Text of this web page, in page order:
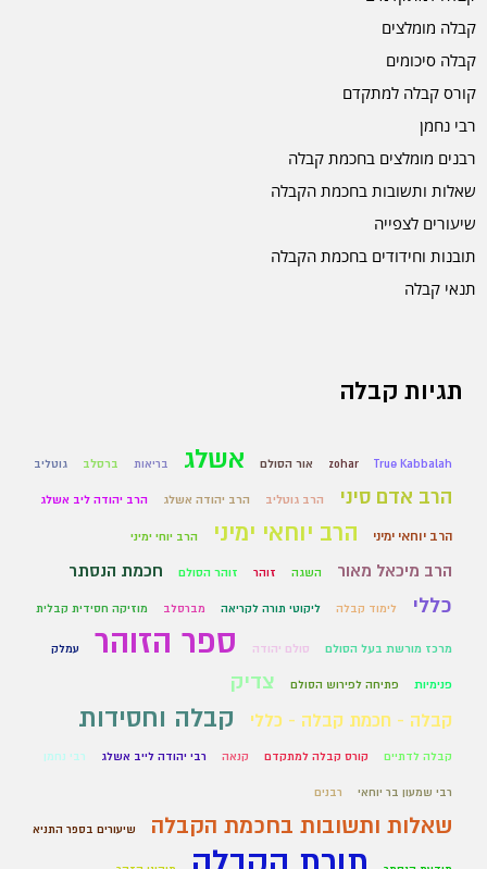
קבלה מומלצים
קבלה סיכומים
קורס קבלה למתקדם
רבי נחמן
רבנים מומלצים בחכמת קבלה
שאלות ותשובות בחכמת הקבלה
שיעורים לצפייה
תובנות וחידודים בחכמת הקבלה
תנאי קבלה
תגיות קבלה
True Kabbalah
zohar אור הסולם אשלג בריאות ברסלב גוטליב
הרב אדם סיני הרב גוטליב הרב יהודה אשלג הרב יהודה ליב אשלג
הרב יוחאי ימיני הרב יוחאי ימיני הרב יוחי ימיני
הרב מיכאל מאור השגה זוהר זוהר הסולם חכמת הנסתר
כללי לימוד קבלה ליקוטי תורה לקריאה מברסלב מוזיקה חסידית קבלית
מרכז מורשת בעל הסולם סולם יהודה ספר הזוהר עמלק
פנימיות פתיחה לפירוש הסולם צדיק
קבלה - חכמת קבלה - כללי קבלה וחסידות
קבלה לדתיים קורס קבלה למתקדם קנאה רבי יהודה לייב אשלג רבי נחמן
רבי שמעון בר יוחאי רבנים
שאלות ותשובות בחכמת הקבלה שיעורים בספר התניא